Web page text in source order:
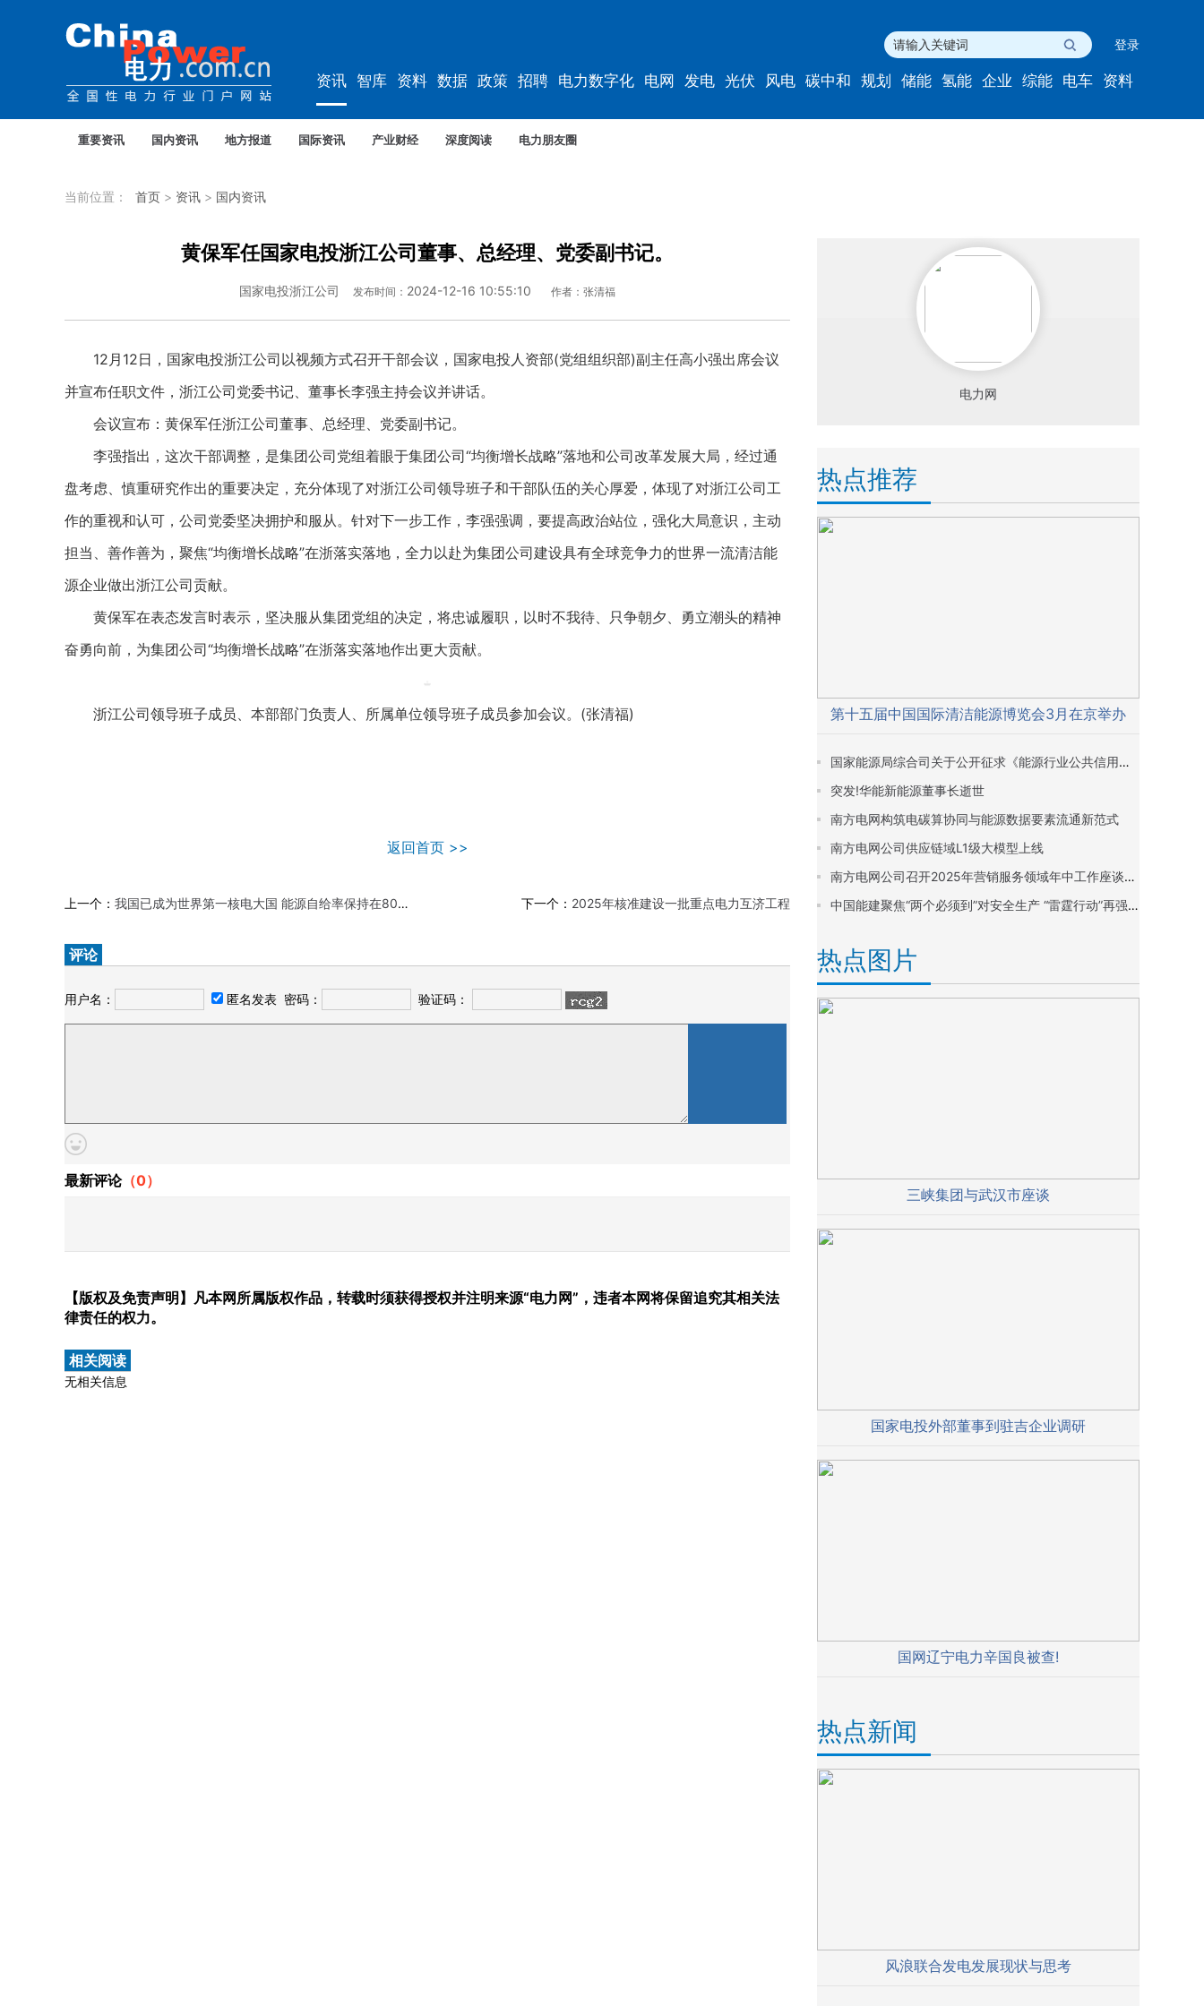
登录
资讯 智库 资料 数据 政策 招聘 电力数字化 电网 发电 光伏 风电 碳中和 规划 储能 氢能 企业 综能 电车 资料
重要资讯 国内资讯 地方报道 国际资讯 产业财经 深度阅读 电力朋友圈
当前位置： 首页 > 资讯 > 国内资讯
黄保军任国家电投浙江公司董事、总经理、党委副书记。
国家电投浙江公司 发布时间： 2024-12-16 10:55:10 作者：张清福
12月12日，国家电投浙江公司以视频方式召开干部会议，国家电投人资部(党组组织部)副主任高小强出席会议
并宣布任职文件，浙江公司党委书记、董事长李强主持会议并讲话。
会议宣布：黄保军任浙江公司董事、总经理、党委副书记。
李强指出，这次干部调整，是集团公司党组着眼于集团公司“均衡增长战略”落地和公司改革发展大局，经过通
盘考虑、慎重研究作出的重要决定，充分体现了对浙江公司领导班子和干部队伍的关心厚爱，体现了对浙江公司工
作的重视和认可，公司党委坚决拥护和服从。针对下一步工作，李强强调，要提高政治站位，强化大局意识，主动
担当、善作善为，聚焦“均衡增长战略”在浙落实落地，全力以赴为集团公司建设具有全球竞争力的世界一流清洁能
源企业做出浙江公司贡献。
黄保军在表态发言时表示，坚决服从集团党组的决定，将忠诚履职，以时不我待、只争朝夕、勇立潮头的精神
奋勇向前，为集团公司“均衡增长战略”在浙落实落地作出更大贡献。
浙江公司领导班子成员、本部部门负责人、所属单位领导班子成员参加会议。(张清福)
返回首页 >>
上一个： 我国已成为世界第一核电大国 能源自给率保持在80%以上 下一个： 2025年核准建设一批重点电力互济工程
评论
用户名： 匿名发表 密码： 验证码：
最新评论（0）
【版权及免责声明】凡本网所属版权作品，转载时须获得授权并注明来源“电力网”，违者本网将保留追究其相关法
律责任的权力。
相关阅读
无相关信息
电力网
热点推荐
第十五届中国国际清洁能源博览会3月在京举办
国家能源局综合司关于公开征求《能源行业公共信用信息管理办法（征求意见稿）》意见的通知
突发!华能新能源董事长逝世
南方电网构筑电碳算协同与能源数据要素流通新范式
南方电网公司供应链域L1级大模型上线
南方电网公司召开2025年营销服务领域年中工作座谈会暨营销助力海南封关运作启动会，要求 攻坚“十四五”圆满收官 谋划“十五五”开篇布局
中国能建聚焦“两个必须到”对安全生产 “雷霆行动”再强调、再部署、再落实
热点图片
三峡集团与武汉市座谈
国家电投外部董事到驻吉企业调研
国网辽宁电力辛国良被查!
热点新闻
风浪联合发电发展现状与思考